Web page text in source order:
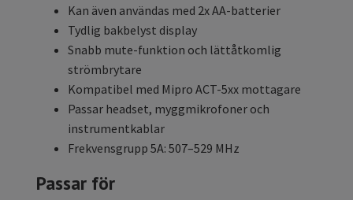
Kan även användas med 2x AA-batterier
Tydlig bakbelyst display
Snabb mute-funktion och lättåtkomlig
strömbrytare
Kompatibel med Mipro ACT-5xx mottagare
Passar headset, myggmikrofoner och
instrumentkablar
Frekvensgrupp 5A: 507–529 MHz
Passar för